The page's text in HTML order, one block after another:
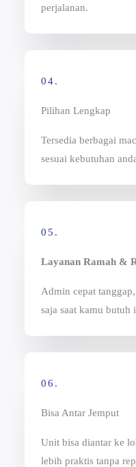
perjalanan.
04.
Pilihan Lengkap
Tersedia berbagai
sesuai kebutuhan
05.
Layanan Ramah &
Admin cepat
saja saat kamu butuh
06.
Bisa Antar Jemput
Unit bisa diantar ke
lebih praktis tanpa